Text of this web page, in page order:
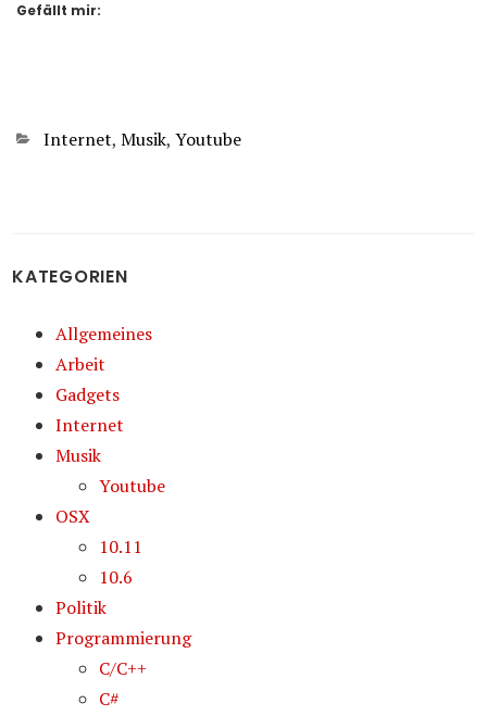
Gefällt mir:
Kategorien
Internet, Musik, Youtube
KATEGORIEN
Allgemeines
Arbeit
Gadgets
Internet
Musik
Youtube
OSX
10.11
10.6
Politik
Programmierung
C/C++
C#